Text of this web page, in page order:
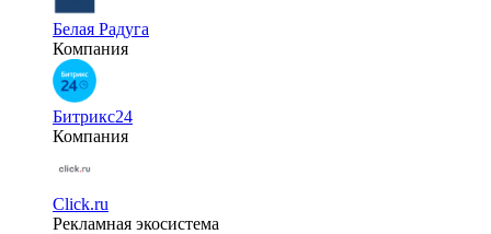
Белая Радуга
Компания
Битрикс24
Компания
Click.ru
Рекламная экосистема